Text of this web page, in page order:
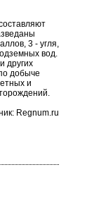
3 - угля,
вод.
других
добыче
и
Regnum.ru